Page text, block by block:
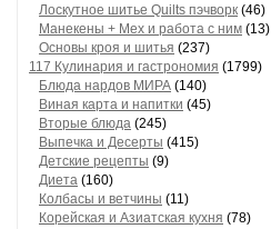
Лоскутное шитье Quilts пэчворк (46)
Манекены + Мех и работа с ним (13)
Основы кроя и шитья (237)
117 Кулинария и гастрономия (1799)
Блюда нардов МИРА (140)
Виная карта и напитки (45)
Вторые блюда (245)
Выпечка и Десерты (415)
Детские рецепты (9)
Диета (160)
Колбасы и ветчины (11)
Корейская и Азиатская кухня (78)